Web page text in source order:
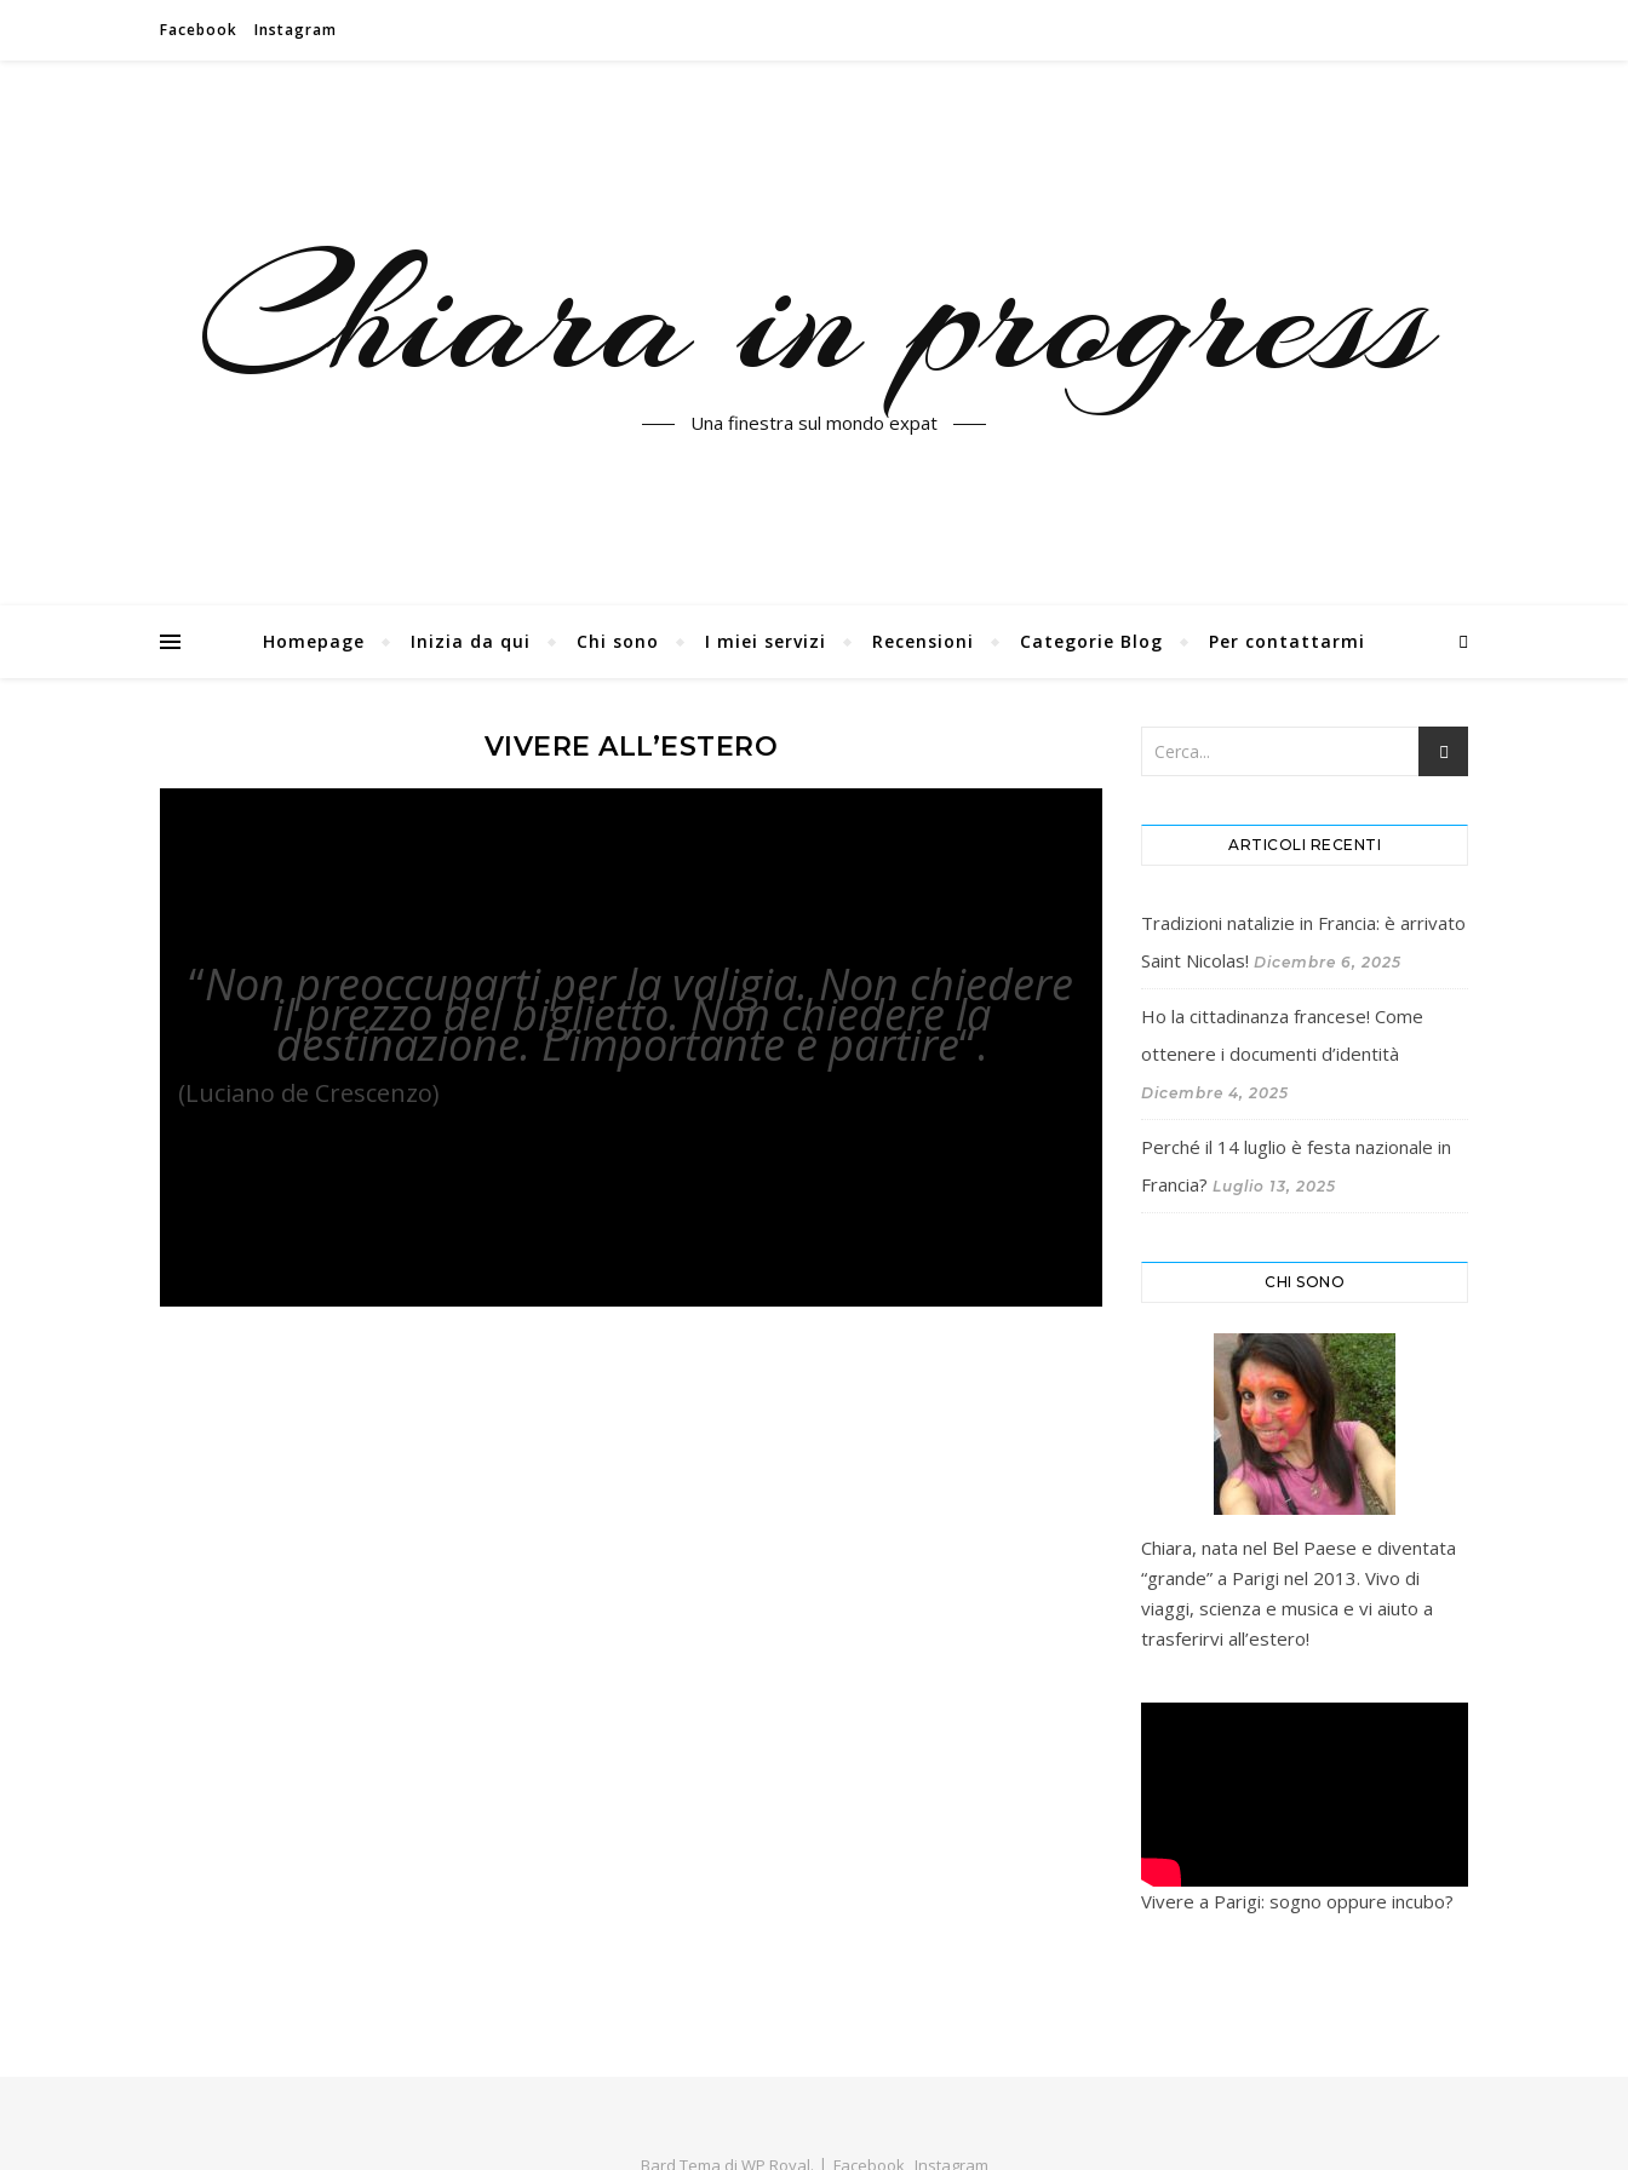
Facebook Instagram
Chiara in progress
Una finestra sul mondo expat
Homepage Inizia da qui Chi sono I miei servizi Recensioni Categorie Blog Per contattarmi
VIVERE ALL’ESTERO
“Non preoccuparti per la valigia. Non chiedere
il prezzo del biglietto. Non chiedere la
destinazione. L’importante è partire“.
(Luciano de Crescenzo)
ARTICOLI RECENTI
Tradizioni natalizie in Francia: è arrivato
Saint Nicolas! Dicembre 6, 2025
Ho la cittadinanza francese! Come
ottenere i documenti d’identità
Dicembre 4, 2025
Perché il 14 luglio è festa nazionale in
Francia? Luglio 13, 2025
CHI SONO
Chiara, nata nel Bel Paese e diventata
“grande” a Parigi nel 2013. Vivo di
viaggi, scienza e musica e vi aiuto a
trasferirvi all’estero!
Vivere a Parigi: sogno oppure incubo?
Bard Tema di WP Royal. Facebook Instagram